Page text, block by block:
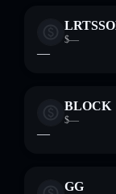
$—
—
BLOCK
$—
—
GG